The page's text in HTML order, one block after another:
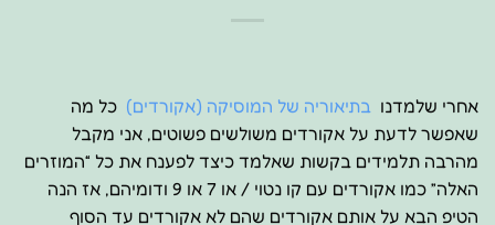
אחרי שלמדנו בתיאוריה של המוסיקה (אקורדים) כל מה
שאפשר לדעת על אקורדים משולשים פשוטים, אני מקבל
מהרבה תלמידים בקשות שאלמד כיצד לפענח את כל “המוזרים
האלה” כמו אקורדים עם קו נטוי / או 7 או 9 ודומיהם, אז הנה
הטיפ הבא על אותם אקורדים שהם לא אקורדים עד הסוף